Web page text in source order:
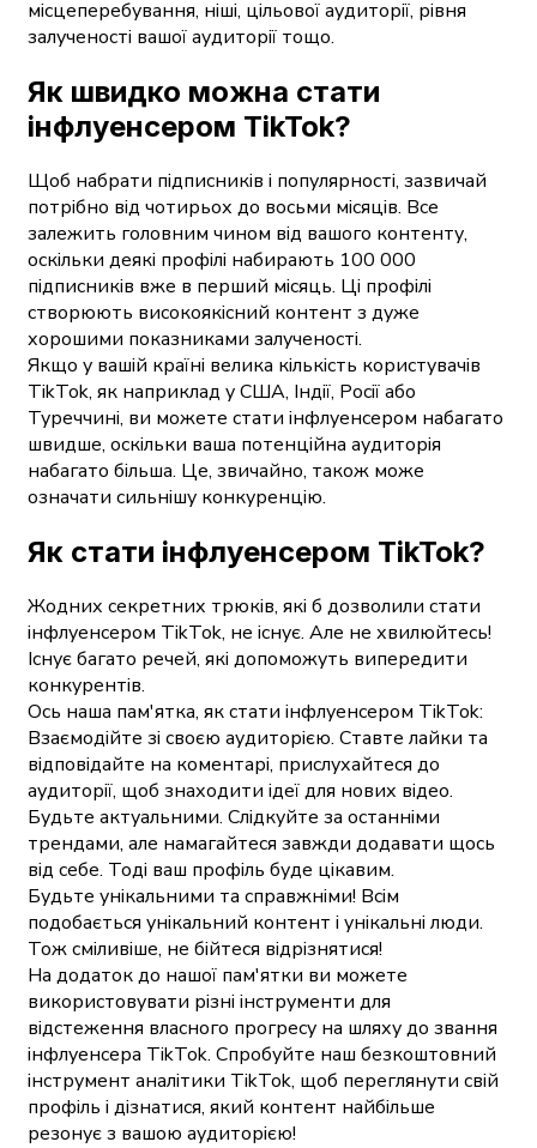
місцеперебування, ніші, цільової аудиторії, рівня
залученості вашої аудиторії тощо.
Як швидко можна стати
інфлуенсером TikTok?
Щоб набрати підписників і популярності, зазвичай
потрібно від чотирьох до восьми місяців. Все
залежить головним чином від вашого контенту,
оскільки деякі профілі набирають 100 000
підписників вже в перший місяць. Ці профілі
створюють високоякісний контент з дуже
хорошими показниками залученості.
Якщо у вашій країні велика кількість користувачів
TikTok, як наприклад у США, Індії, Росії або
Туреччині, ви можете стати інфлуенсером набагато
швидше, оскільки ваша потенційна аудиторія
набагато більша. Це, звичайно, також може
означати сильнішу конкуренцію.
Як стати інфлуенсером TikTok?
Жодних секретних трюків, які б дозволили стати
інфлуенсером TikTok, не існує. Але не хвилюйтесь!
Існує багато речей, які допоможуть випередити
конкурентів.
Ось наша пам'ятка, як стати інфлуенсером TikTok:
Взаємодійте зі своєю аудиторією. Ставте лайки та
відповідайте на коментарі, прислухайтеся до
аудиторії, щоб знаходити ідеї для нових відео.
Будьте актуальними. Слідкуйте за останніми
трендами, але намагайтеся завжди додавати щось
від себе. Тоді ваш профіль буде цікавим.
Будьте унікальними та справжніми! Всім
подобається унікальний контент і унікальні люди.
Тож сміливіше, не бійтеся відрізнятися!
На додаток до нашої пам'ятки ви можете
використовувати різні інструменти для
відстеження власного прогресу на шляху до звання
інфлуенсера TikTok. Спробуйте наш безкоштовний
інструмент аналітики TikTok, щоб переглянути свій
профіль і дізнатися, який контент найбільше
резонує з вашою аудиторією!